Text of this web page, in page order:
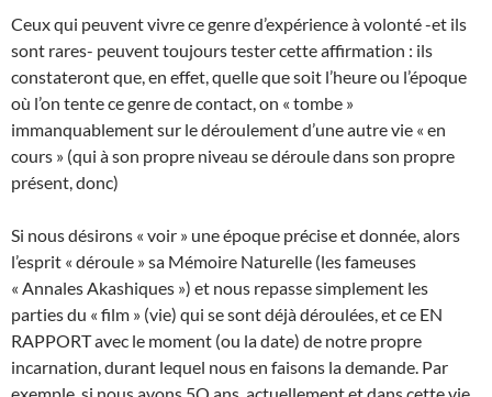
Ceux qui peuvent vivre ce genre d’expérience à volonté -et ils
sont rares- peuvent toujours tester cette affirmation : ils
constateront que, en effet, quelle que soit l’heure ou l’époque
où l’on tente ce genre de contact, on « tombe »
immanquablement sur le déroulement d’une autre vie « en
cours » (qui à son propre niveau se déroule dans son propre
présent, donc)
Si nous désirons « voir » une époque précise et donnée, alors
l’esprit « déroule » sa Mémoire Naturelle (les fameuses
« Annales Akashiques ») et nous repasse simplement les
parties du « film » (vie) qui se sont déjà déroulées, et ce EN
RAPPORT avec le moment (ou la date) de notre propre
incarnation, durant lequel nous en faisons la demande. Par
exemple, si nous avons 5O ans, actuellement et dans cette vie,